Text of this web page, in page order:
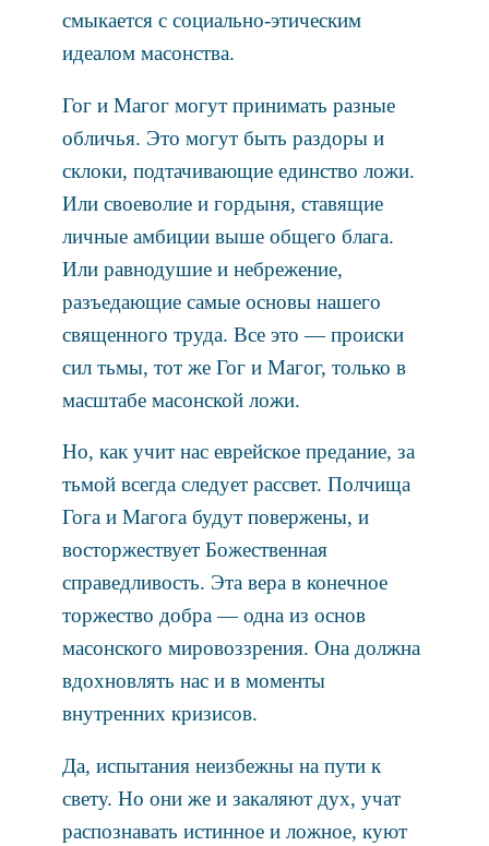
смыкается с социально-этическим
идеалом масонства.
Гог и Магог могут принимать разные
обличья. Это могут быть раздоры и
склоки, подтачивающие единство ложи.
Или своеволие и гордыня, ставящие
личные амбиции выше общего блага.
Или равнодушие и небрежение,
разъедающие самые основы нашего
священного труда. Все это — происки
сил тьмы, тот же Гог и Магог, только в
масштабе масонской ложи.
Но, как учит нас еврейское предание, за
тьмой всегда следует рассвет. Полчища
Гога и Магога будут повержены, и
восторжествует Божественная
справедливость. Эта вера в конечное
торжество добра — одна из основ
масонского мировоззрения. Она должна
вдохновлять нас и в моменты
внутренних кризисов.
Да, испытания неизбежны на пути к
свету. Но они же и закаляют дух, учат
распознавать истинное и ложное, куют